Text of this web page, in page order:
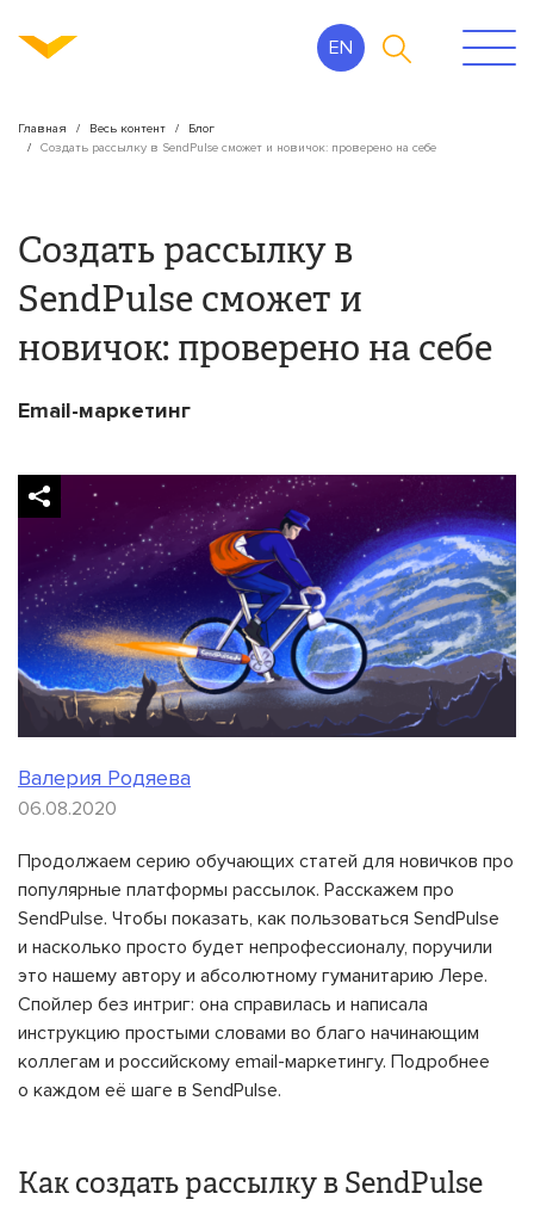
EN
Главная Весь контент
Блог
Создать рассылку в SendPulse сможет и новичок: проверено на себе
Создать рассылку в
SendPulse сможет и
новичок: проверено на себе
Email-маркетинг
Валерия Родяева
06.08.2020
Продолжаем серию обучающих статей для новичков про
популярные платформы рассылок. Расскажем про
SendPulse. Чтобы показать, как пользоваться SendPulse
и насколько просто будет непрофессионалу, поручили
это нашему автору и абсолютному гуманитарию Лере.
Спойлер без интриг: она справилась и написала
инструкцию простыми словами во благо начинающим
коллегам и российскому email-маркетингу. Подробнее
о каждом её шаге в SendPulse.
Как создать рассылку в SendPulse